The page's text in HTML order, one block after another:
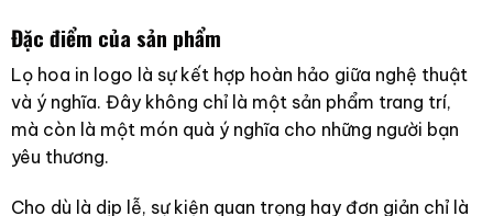
Đặc điểm của sản phẩm
Lọ hoa in logo là sự kết hợp hoàn hảo giữa nghệ thuật
và ý nghĩa. Đây không chỉ là một sản phẩm trang trí,
mà còn là một món quà ý nghĩa cho những người bạn
yêu thương.
Cho dù là dịp lễ, sự kiện quan trọng hay đơn giản chỉ là